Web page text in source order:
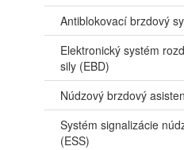
Antiblokovací brzdový
Elektronický systém
sily (EBD)
Núdzový brzdový
Systém signalizácie
(ESS)